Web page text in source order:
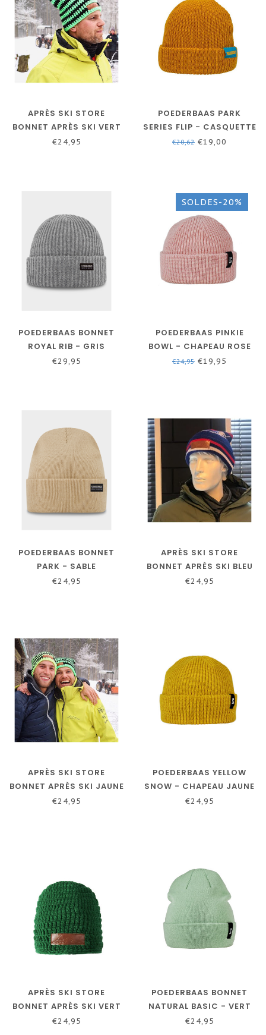
APRÈS SKI STORE
BONNET APRÈS SKI VERT
FLUO
€24,95
POEDERBAAS PARK
SERIES FLIP - CASQUETTE
JAUNE SB2.3
€20,62 €19,00
POEDERBAAS BONNET
ROYAL RIB - GRIS
€29,95
SOLDES-20%
POEDERBAAS PINKIE
BOWL - CHAPEAU ROSE
€24,95 €19,95
POEDERBAAS BONNET
PARK - SABLE
€24,95
APRÈS SKI STORE
BONNET APRÈS SKI BLEU
€24,95
APRÈS SKI STORE
BONNET APRÈS SKI JAUNE
FLUO
€24,95
POEDERBAAS YELLOW
SNOW - CHAPEAU JAUNE
€24,95
APRÈS SKI STORE
BONNET APRÈS SKI VERT
ARMÉE
€24,95
POEDERBAAS BONNET
NATURAL BASIC - VERT
MENTHE
€24,95